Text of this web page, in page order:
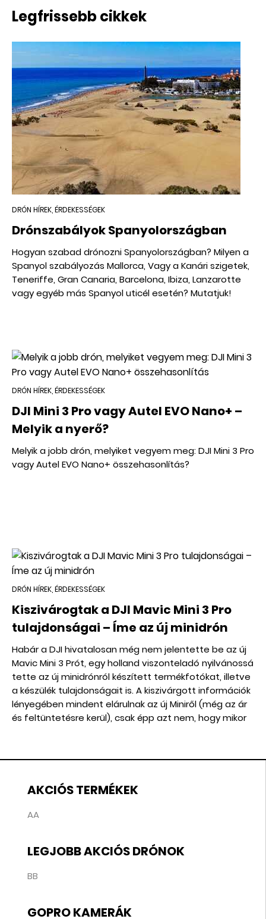
Legfrissebb cikkek
DRÓN HÍREK, ÉRDEKESSÉGEK
Drónszabályok Spanyolországban
Hogyan szabad drónozni Spanyolországban? Milyen a
Spanyol szabályozás Mallorca, Vagy a Kanári szigetek,
Teneriffe, Gran Canaria, Barcelona, Ibiza, Lanzarotte
vagy egyéb más Spanyol uticél esetén? Mutatjuk!
DRÓN HÍREK, ÉRDEKESSÉGEK
DJI Mini 3 Pro vagy Autel EVO Nano+ –
Melyik a nyerő?
Melyik a jobb drón, melyiket vegyem meg: DJI Mini 3 Pro
vagy Autel EVO Nano+ összehasonlítás?
DRÓN HÍREK, ÉRDEKESSÉGEK
Kiszivárogtak a DJI Mavic Mini 3 Pro
tulajdonságai – Íme az új minidrón
Habár a DJI hivatalosan még nem jelentette be az új
Mavic Mini 3 Prót, egy holland viszonteladó nyilvánossá
tette az új minidrónról készített termékfotókat, illetve
a készülék tulajdonságait is. A kiszivárgott információk
lényegében mindent elárulnak az új Miniről (még az ár
és feltüntetésre kerül), csak épp azt nem, hogy mikor
AKCIÓS TERMÉKEK
AA
LEGJOBB AKCIÓS DRÓNOK
BB
GOPRO KAMERÁK